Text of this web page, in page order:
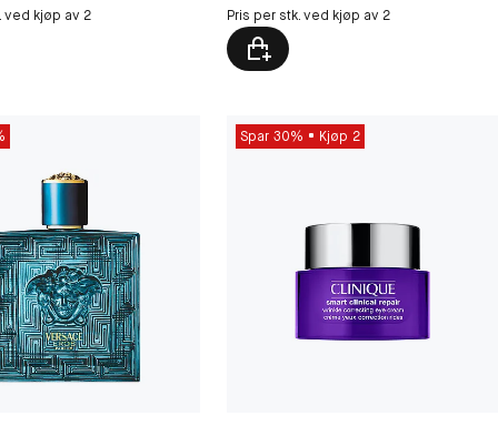
ved kjøp av 2 Pris per stk. ved kjøp av 2
Spar 30% Kjøp 2